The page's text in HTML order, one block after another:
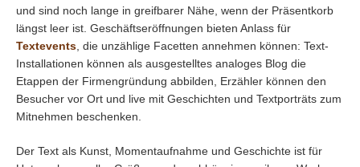
und sind noch lange in greifbarer Nähe, wenn der Präsentkorb
längst leer ist. Geschäftseröffnungen bieten Anlass für
Textevents , die unzählige Facetten annehmen können: Text-
Installationen können als ausgestelltes analoges Blog die
Etappen der Firmengründung abbilden, Erzähler können den
Besucher vor Ort und live mit Geschichten und Textporträts zum
Mitnehmen beschenken.
Der Text als Kunst, Momentaufnahme und Geschichte ist für